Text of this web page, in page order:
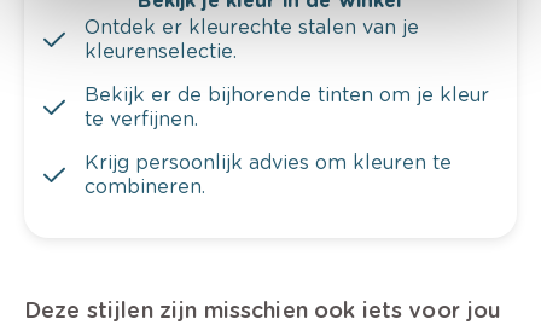
Ontdek er kleurechte stalen van je
kleurenselectie.
Bekijk er de bijhorende tinten om je kleur
te verfijnen.
Krijg persoonlijk advies om kleuren te
combineren.
Deze stijlen zijn misschien ook iets voor jou